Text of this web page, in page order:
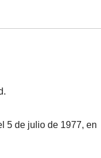
5 de julio de 1977, en